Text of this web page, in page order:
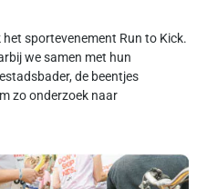
sportevenement Run to Kick.
we samen met hun
de beentjes
zo onderzoek naar